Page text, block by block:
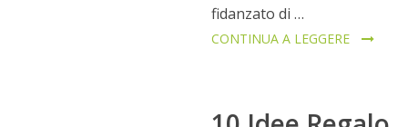
fidanzato di …
CONTINUA A LEGGERE